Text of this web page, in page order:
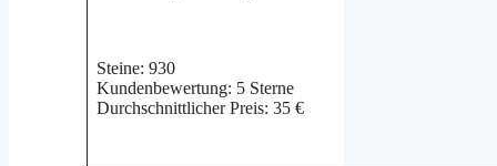
Steine: 930
Kundenbewertung: 5 Sterne
Durchschnittlicher Preis: 35 €